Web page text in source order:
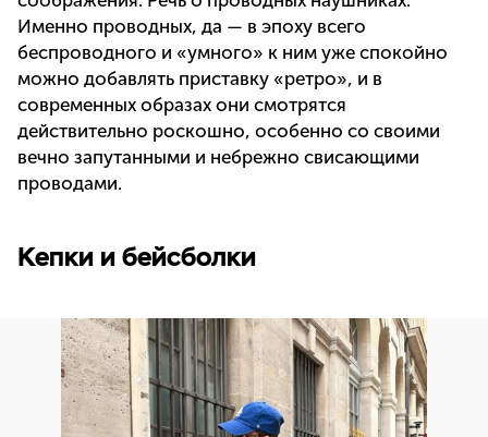
Именно проводных, да — в эпоху всего
беспроводного и «умного» к ним уже спокойно
можно добавлять приставку «ретро», и в
современных образах они смотрятся
действительно роскошно, особенно со своими
вечно запутанными и небрежно свисающими
проводами.
Кепки и бейсболки